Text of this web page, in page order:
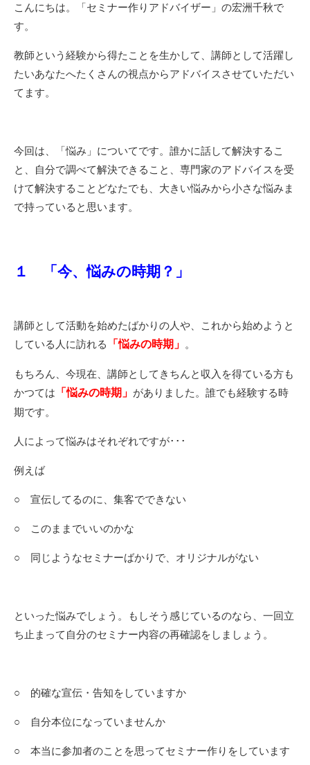
こんにちは。「セミナー作りアドバイザー」の宏洲千秋で
す。
教師という経験から得たことを生かして、講師として活躍し
たいあなたへたくさんの視点からアドバイスさせていただい
てます。
今回は、「悩み」についてです。誰かに話して解決するこ
と、自分で調べて解決できること、専門家のアドバイスを受
けて解決することどなたでも、大きい悩みから小さな悩みま
で持っていると思います。
１ 「今、悩みの時期？」
講師として活動を始めたばかりの人や、これから始めようと
している人に訪れる
「悩みの時期」 。
もちろん、今現在、講師としてきちんと収入を得ている方も
かつては 「悩みの時期」 がありました。誰でも経験する時
期です。
人によって悩みはそれぞれですが･･･
例えば
○ 宣伝してるのに、集客でできない
○ このままでいいのかな
○ 同じようなセミナーばかりで、オリジナルがない
といった悩みでしょう。もしそう感じているのなら、一回立
ち止まって自分のセミナー内容の再確認をしましょう。
○ 的確な宣伝・告知をしていますか
○ 自分本位になっていませんか
○ 本当に参加者のことを思ってセミナー作りをしています